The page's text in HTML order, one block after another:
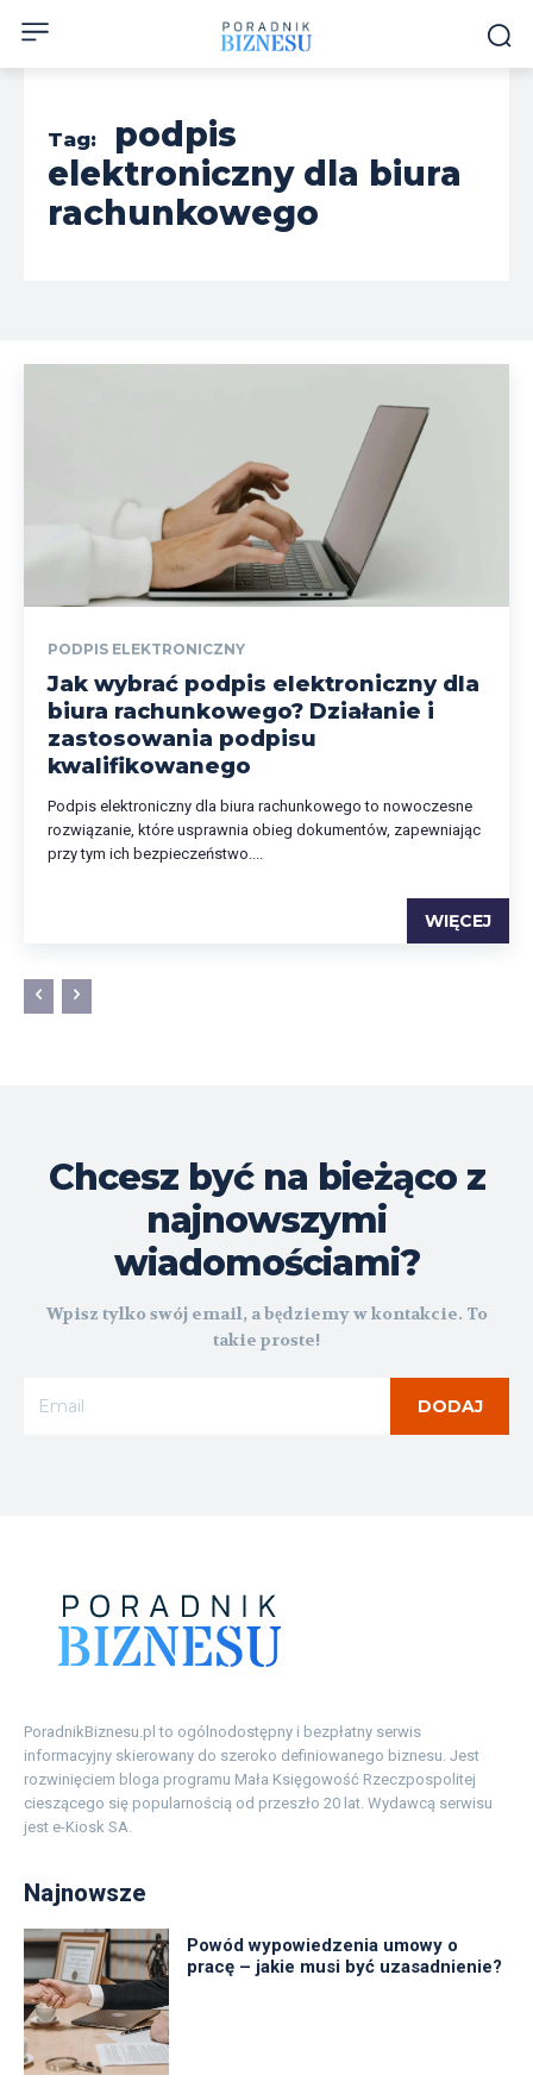
Tag:
podpis
elektroniczny dla biura
rachunkowego
PODPIS ELEKTRONICZNY
Jak wybrać podpis elektroniczny dla
biura rachunkowego? Działanie i
zastosowania podpisu
kwalifikowanego
Podpis elektroniczny dla biura rachunkowego to nowoczesne
rozwiązanie, które usprawnia obieg dokumentów, zapewniając
przy tym ich bezpieczeństwo....
WIĘCEJ
Chcesz być na bieżąco z
najnowszymi
wiadomościami?
Wpisz tylko swój email, a będziemy w kontakcie. To
takie proste!
DODAJ
PoradnikBiznesu.pl to ogólnodostępny i bezpłatny serwis
informacyjny skierowany do szeroko definiowanego biznesu. Jest
rozwinięciem bloga programu Mała Księgowość Rzeczpospolitej
cieszącego się popularnością od przeszło 20 lat. Wydawcą serwisu
jest e-Kiosk SA.
Najnowsze
Powód wypowiedzenia umowy o
pracę – jakie musi być uzasadnienie?